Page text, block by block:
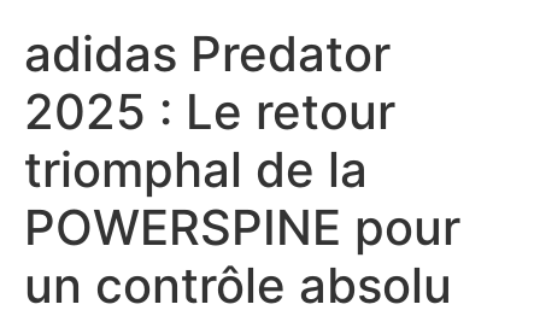
adidas Predator
2025 : Le retour
triomphal de la
POWERSPINE pour
un contrôle absolu